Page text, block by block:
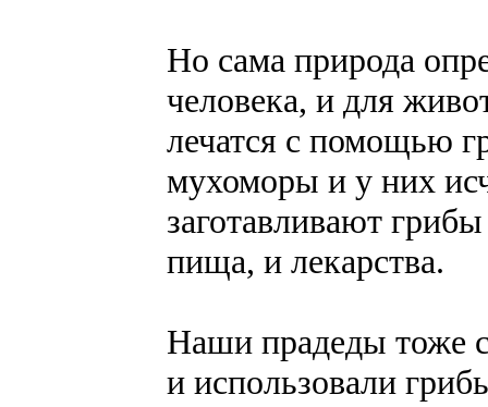
Но сама природа
человека, и для
лечатся с помощью
мухоморы и у них
заготавливают
пища, и лекарства.
Наши прадеды тоже
и использовали